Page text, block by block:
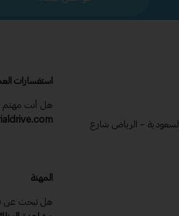
السعودية – الرياض شارع
استفسارات
هل أنت مهتم
المهنة
هل تبحث عن